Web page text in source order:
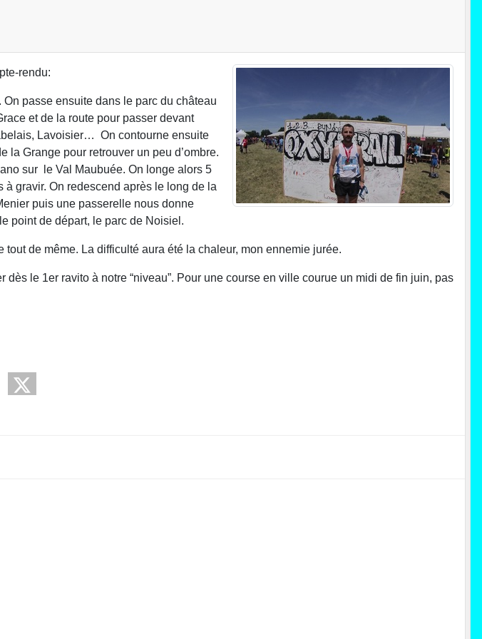
rendu:
On passe ensuite dans le parc du château
et de la route pour passer devant
Lavoisier… On contourne ensuite
la Grange pour retrouver un peu d’ombre.
sur le Val Maubuée. On longe alors 5
gravir. On redescend après le long de la
puis une passerelle nous donne
point de départ, le parc de Noisiel.
de même. La difficulté aura été la chaleur, mon ennemie jurée.
le 1er ravito à notre “niveau”. Pour une course en ville courue un midi de fin juin, pas